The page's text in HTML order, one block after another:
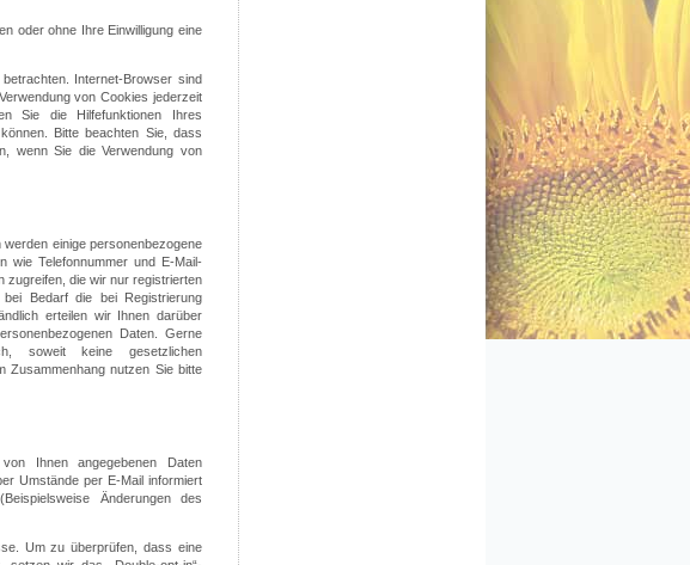
oder ohne Ihre Einwilligung eine
Internet-Browser sind
von Cookies jederzeit
Sie die Hilfefunktionen Ihres
Bitte beachten Sie, dass
wenn Sie die Verwendung von
einige personenbezogene
wie Telefonnummer und E-Mail-
zugreifen, die wir nur registrierten
Bedarf die bei Registrierung
erteilen wir Ihnen darüber
Daten. Gerne
soweit keine gesetzlichen
Zusammenhang nutzen Sie bitte
Ihnen angegebenen Daten
Umstände per E-Mail informiert
Änderungen des
Um zu überprüfen, dass eine